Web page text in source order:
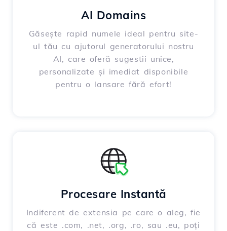
AI Domains
Găsește rapid numele ideal pentru site-
ul tău cu ajutorul generatorului nostru
AI, care oferă sugestii unice,
personalizate și imediat disponibile
pentru o lansare fără efort!
Procesare Instantă
Indiferent de extensia pe care o aleg, fie
că este .com, .net, .org, .ro, sau .eu, poți